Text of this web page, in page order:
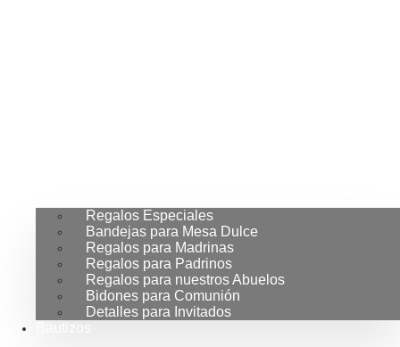
Regalos Especiales
Bandejas para Mesa Dulce
Regalos para Madrinas
Regalos para Padrinos
Regalos para nuestros Abuelos
Bidones para Comunión
Detalles para Invitados